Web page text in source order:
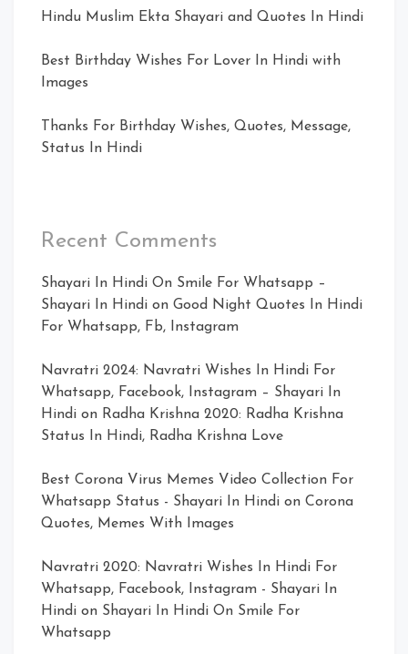
Hindu Muslim Ekta Shayari and Quotes In Hindi
Best Birthday Wishes For Lover In Hindi with
Images
Thanks For Birthday Wishes, Quotes, Message,
Status In Hindi
Recent Comments
Shayari In Hindi On Smile For Whatsapp –
Shayari In Hindi on Good Night Quotes In Hindi
For Whatsapp, Fb, Instagram
Navratri 2024: Navratri Wishes In Hindi For
Whatsapp, Facebook, Instagram – Shayari In
Hindi on Radha Krishna 2020: Radha Krishna
Status In Hindi, Radha Krishna Love
Best Corona Virus Memes Video Collection For
Whatsapp Status - Shayari In Hindi on Corona
Quotes, Memes With Images
Navratri 2020: Navratri Wishes In Hindi For
Whatsapp, Facebook, Instagram - Shayari In
Hindi on Shayari In Hindi On Smile For
Whatsapp